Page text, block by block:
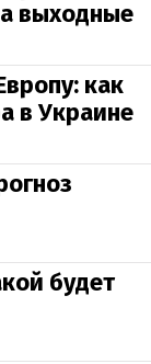
выходные
как
в Украине
будет